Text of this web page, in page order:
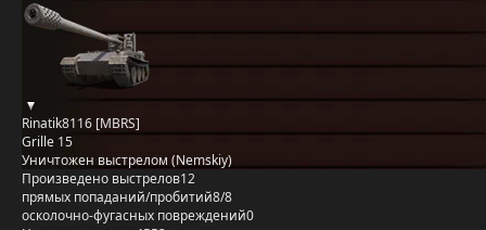
Rinatik8116 [MBRS]
Grille 15
Уничтожен выстрелом (Nemskiy)
Произведено выстрелов12
прямых попаданий/пробитий8/8
осколочно-фугасных повреждений0